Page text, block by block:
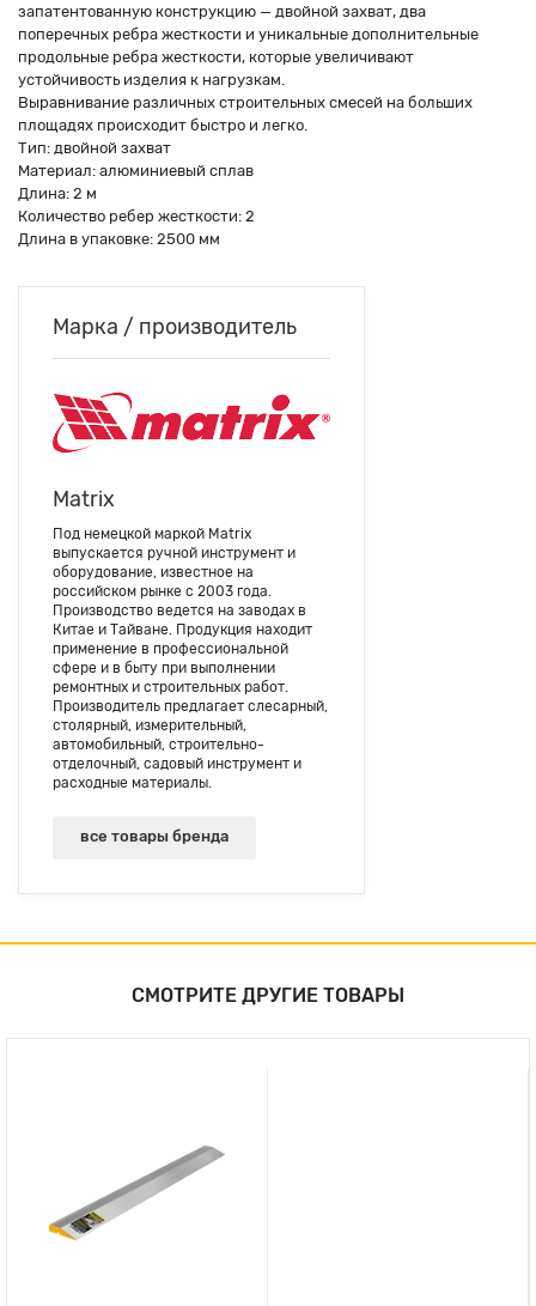
запатентованную конструкцию — двойной захват, два
поперечных ребра жесткости и уникальные дополнительные
продольные ребра жесткости, которые увеличивают
устойчивость изделия к нагрузкам.
Выравнивание различных строительных смесей на больших
площадях происходит быстро и легко.
Тип: двойной захват
Материал: алюминиевый сплав
Длина: 2 м
Количество ребер жесткости: 2
Длина в упаковке: 2500 мм
Марка / производитель
Matrix
Под немецкой маркой Matrix
выпускается ручной инструмент и
оборудование, известное на
российском рынке с 2003 года.
Производство ведется на заводах в
Китае и Тайване. Продукция находит
применение в профессиональной
сфере и в быту при выполнении
ремонтных и строительных работ.
Производитель предлагает слесарный,
столярный, измерительный,
автомобильный, строительно-
отделочный, садовый инструмент и
расходные материалы.
все товары бренда
СМОТРИТЕ ДРУГИЕ ТОВАРЫ